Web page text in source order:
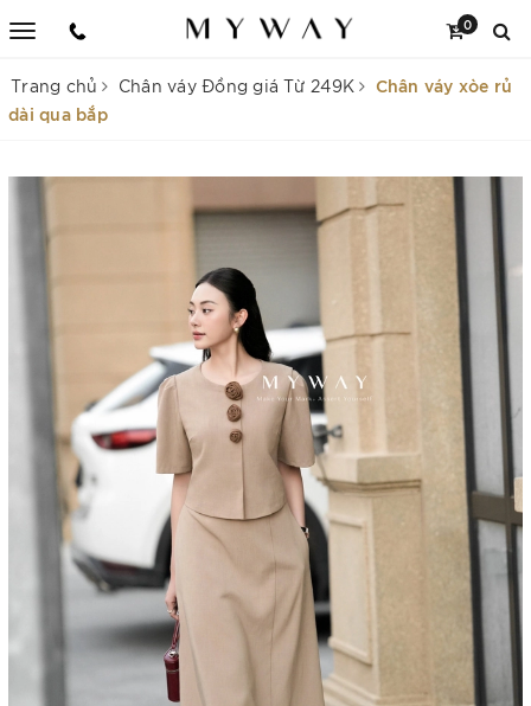
0
Trang chủ Chân váy Đồng giá Từ 249K
Chân váy xòe rủ
dài qua bắp